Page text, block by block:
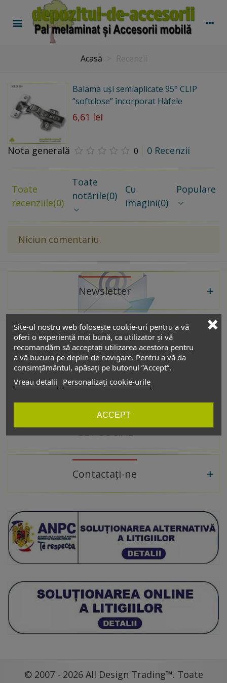
Acasă
Balama uși semiaplicate 95° CLIP
”softclose” încorporat Häfele
6,61 lei
Nota generală 0 0 Recenzii
Toate
recenziile(0)
Toate
notările(0)
Cu
imagini(0)
Populare
Niciun comentariu.
Site-ul nostru web folosește cookie-uri pentru a vă
oferi o experiență mai bună, ca utilizator și vă
recomandăm să acceptați utilizarea acestora pentru
a vă bucura pe deplin de navigare. Pentru a vă da
consimțământul, apăsați pe butonul ”Accept”.
Vreau detalii
Personalizați cookie-urile
ACCEPT
Newsletter
De interes
Catalog
GET SOCIAL
Contactați-ne
© 2007 - 2026 All Design Trading™. Toate